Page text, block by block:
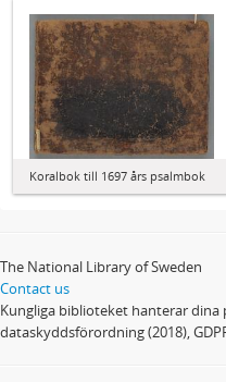
Koralbok till 1697 års psalmbok
The National Library of Sweden
Contact us
Kungliga biblioteket hanterar dina
dataskyddsförordning (2018),